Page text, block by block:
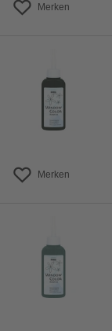
Merken
Merken